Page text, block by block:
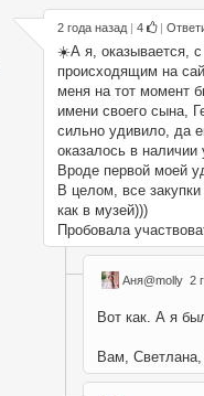
2 года назад | 4 |
☀️А я, оказывается, с
происходящим на
меня на тот момент
имени своего сына,
сильно удивило, да
оказалось в
Вроде первой моей
В целом, все
как в музей)))
Пробовала
Аня@molly 2
Вот как. А я
Вам, Светлана,